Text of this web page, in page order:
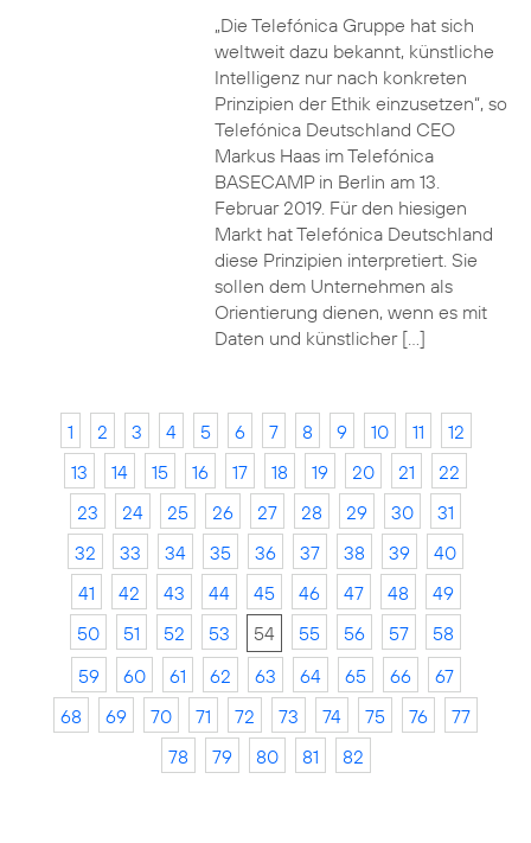
„Die Telefónica Gruppe hat sich
weltweit dazu bekannt, künstliche
Intelligenz nur nach konkreten
Prinzipien der Ethik einzusetzen“, so
Telefónica Deutschland CEO
Markus Haas im Telefónica
BASECAMP in Berlin am 13.
Februar 2019. Für den hiesigen
Markt hat Telefónica Deutschland
diese Prinzipien interpretiert. Sie
sollen dem Unternehmen als
Orientierung dienen, wenn es mit
Daten und künstlicher […]
1 2 3 4 5 6 7 8 9 10 11
12
13
14 15 16 17 18 19 20 21
22
23
24 25 26 27 28 29 30
31
32
33 34 35 36 37 38 39
40
41
42 43 44 45 46 47 48
49
50
51 52 53 54 55 56 57
58
59
60 61 62 63 64 65 66
67
68
69 70 71 72 73 74 75 76
77
78
79 80 81 82